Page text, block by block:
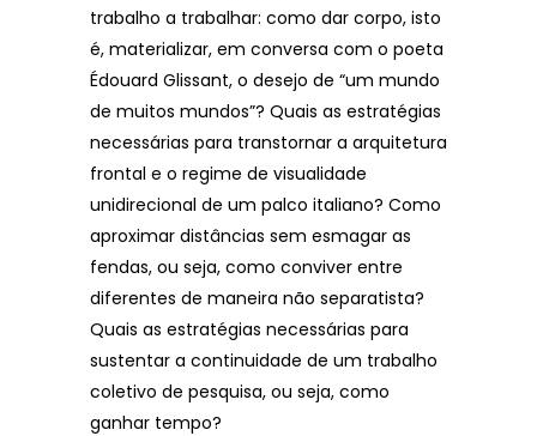
trabalho a trabalhar: como dar corpo, isto
é, materializar, em conversa com o poeta
Édouard Glissant, o desejo de “um mundo
de muitos mundos”? Quais as estratégias
necessárias para transtornar a arquitetura
frontal e o regime de visualidade
unidirecional de um palco italiano? Como
aproximar distâncias sem esmagar as
fendas, ou seja, como conviver entre
diferentes de maneira não separatista?
Quais as estratégias necessárias para
sustentar a continuidade de um trabalho
coletivo de pesquisa, ou seja, como
ganhar tempo?